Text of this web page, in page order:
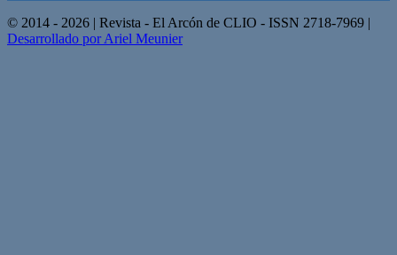
© 2014 - 2026 | Revista - El Arcón de CLIO - ISSN 2718-7969 |
Desarrollado por Ariel Meunier